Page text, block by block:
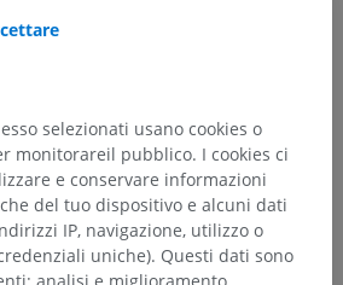
selezionati usano cookies o
monitorareil pubblico. I cookies ci
e conservare informazioni
del tuo dispositivo e alcuni dati
IP, navigazione, utilizzo o
uniche). Questi dati sono